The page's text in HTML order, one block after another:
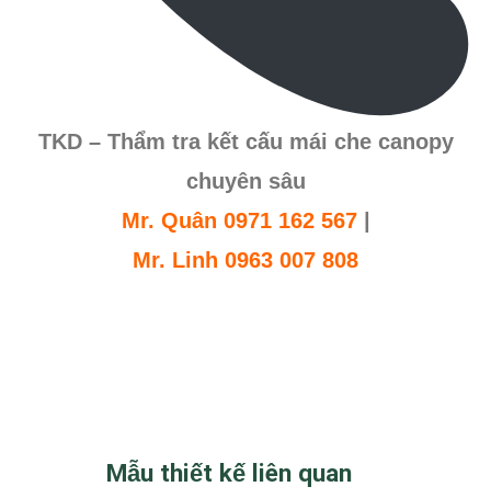
TKD – Thẩm tra kết cấu mái che canopy
chuyên sâu
Mr. Quân 0971 162 567|
Mr. Linh 0963 007 808
Mẫu thiết kế liên quan